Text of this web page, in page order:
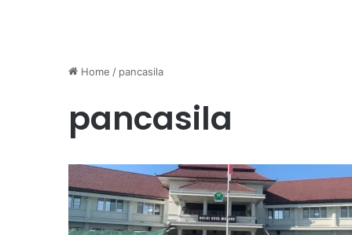
Home / pancasila
pancasila